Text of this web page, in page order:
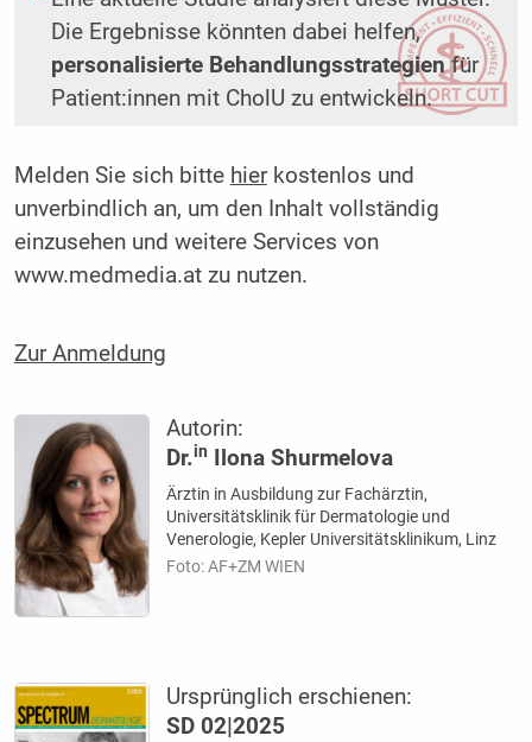
Die Ergebnisse könnten dabei helfen,
personalisierte Behandlungsstrategienfür
Patient:innen mit CholU zu entwickeln.
Melden Sie sich bitte hierkostenlos und
unverbindlich an, um den Inhalt vollständig
einzusehen und weitere Services von
www.medmedia.at zu nutzen.
Zur Anmeldung
Autorin:
Dr.in Ilona Shurmelova
Ärztin in Ausbildung zur Fachärztin,
Universitätsklinik für Dermatologie und
Venerologie, Kepler Universitätsklinikum, Linz
Foto: AF+ZM WIEN
Ursprünglich erschienen:
SD 02|2025